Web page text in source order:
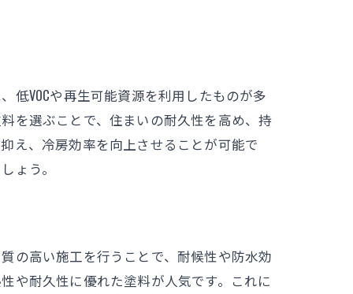
VOCや再生可能資源を利用したものが多
を選ぶことで、住まいの耐久性を高め、持
え、冷房効率を向上させることが可能で
ょう。
の高い施工を行うことで、耐候性や防水効
や耐久性に優れた塗料が人気です。これに